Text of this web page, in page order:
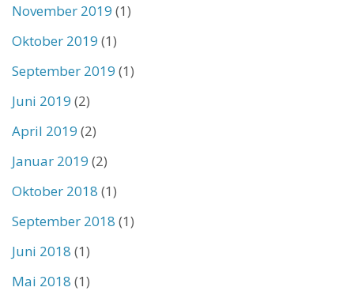
November 2019 (1)
Oktober 2019 (1)
September 2019 (1)
Juni 2019 (2)
April 2019 (2)
Januar 2019 (2)
Oktober 2018 (1)
September 2018 (1)
Juni 2018 (1)
Mai 2018 (1)